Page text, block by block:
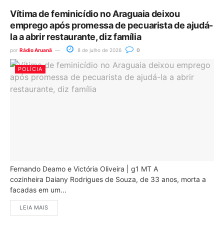
Vítima de feminicídio no Araguaia deixou
emprego após promessa de pecuarista de ajudá-
la a abrir restaurante, diz família
por Rádio Aruanã 8 de julho de 2026 0
POLÍCIA
Fernando Deamo e Victória Oliveira | g1 MT A
cozinheira Daiany Rodrigues de Souza, de 33 anos, morta a
facadas em um...
LEIA MAIS